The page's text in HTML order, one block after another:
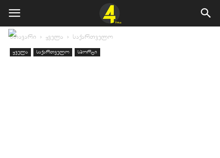
მთავარი ყველა საქართველო
ყველა საქართველო სპორტი